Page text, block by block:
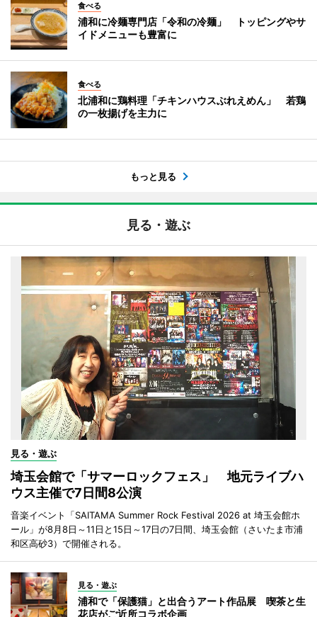
食べる
浦和に冷麺専門店「令和の冷麺」 トッピングやサ
イドメニューも豊富に
食べる
北浦和に鶏料理「チキンハウスぶれえめん」 若鶏
の一枚揚げを主力に
もっと見る
見る・遊ぶ
見る・遊ぶ
埼玉会館で「サマーロックフェス」 地元ライブハ
ウス主催で7日間8公演
音楽イベント「SAITAMA Summer Rock Festival 2026 at 埼玉会館ホ
ール」が8月8日～11日と15日～17日の7日間、埼玉会館（さいたま市浦
和区高砂3）で開催される。
見る・遊ぶ
浦和で「保護猫」と出合うアート作品展 喫茶と生
花店がご近所コラボ企画